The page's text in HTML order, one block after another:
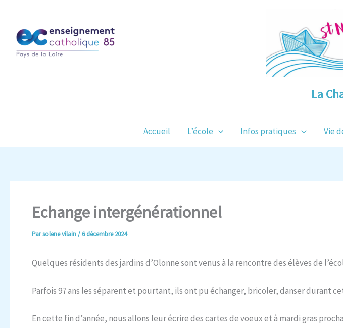
contenu
La
Accueil L’école Infos pratiques Vie
Echange intergénérationnel
Parsolene vilain/ 6 décembre 2024
Quelques résidents des jardins d’Olonne sont venus à la rencontre des élèves de
Parfois 97 ans les séparent et pourtant, ils ont pu échanger, bricoler, danser durant
En cette fin d’année, nous allons leur écrire des cartes de voeux et à mardi gras